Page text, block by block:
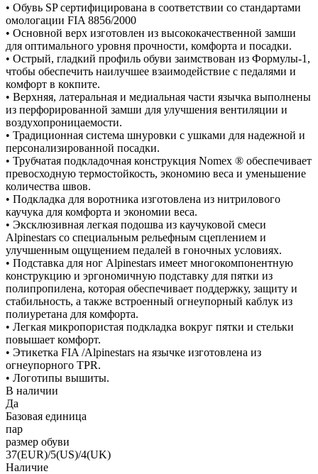
• Обувь SP сертифицирована в соответствии со стандартами
омологации FIA 8856/2000
• Основной верх изготовлен из высококачественной замши
для оптимального уровня прочности, комфорта и посадки.
• Острый, гладкий профиль обуви заимствован из Формулы-1,
чтобы обеспечить наилучшее взаимодействие с педалями и
комфорт в кокпите.
• Верхняя, латеральная и медиальная части язычка выполнены
из перфорированной замши для улучшения вентиляции и
воздухопроницаемости.
• Традиционная система шнуровки с ушками для надежной и
персонализированной посадки.
• Трубчатая подкладочная конструкция Nomex ® обеспечивает
превосходную термостойкость, экономию веса и уменьшение
количества швов.
• Подкладка для воротника изготовлена из нитрилового
каучука для комфорта и экономии веса.
• Эксклюзивная легкая подошва из каучуковой смеси
Alpinestars со специальным рельефным сцеплением и
улучшенным ощущением педалей в гоночных условиях.
• Подставка для ног Alpinestars имеет многокомпонентную
конструкцию и эргономичную подставку для пятки из
полипропилена, которая обеспечивает поддержку, защиту и
стабильность, а также встроенный огнеупорный каблук из
полиуретана для комфорта.
• Легкая микропористая подкладка вокруг пятки и стельки
повышает комфорт.
• Этикетка FIA /Alpinestars на язычке изготовлена из
огнеупорного TPR.
• Логотипы вышиты.
В наличии
Да
Базовая единица
пар
размер обуви
37(EUR)/5(US)/4(UK)
Наличие